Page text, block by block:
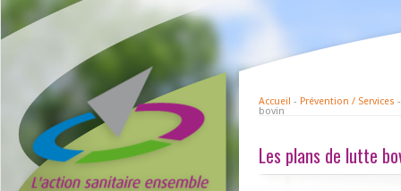
Accueil - Prévention / Services
bovin
Les plans de lutte